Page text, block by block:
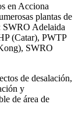
en Acciona
plantas de
SWRO Adelaida
(Catar), PWTP
SWRO
de desalación,
y
de área de